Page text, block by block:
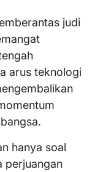
judi
arus teknologi
hanya soal
perjuangan